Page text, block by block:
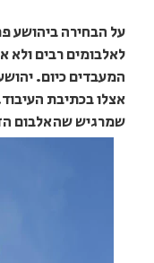
על הבחירה ביהושע
לאלבומים רבים ולא
המעבדים כיום.
אצלו בכתיבת
שמרגיש שהאלבום